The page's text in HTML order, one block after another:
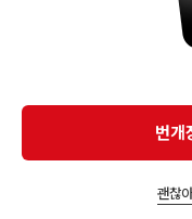
번개장터(주) 사업자정보, 이용약
번개장터㈜는 통신판매중개자이며,
소비자보호에 관한 법률 등 관련 법령
개별 판매자에게 귀속하고, 번개장터
다만, 번개장터㈜가 직접 판매하는 상
번개
괜찮